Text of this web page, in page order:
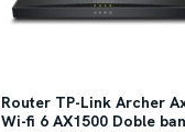
Router TP-Link Archer
Wi-fi 6 AX1500 Doble